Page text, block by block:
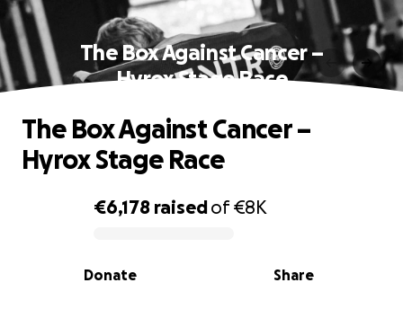
The Box Against Cancer –
Hyrox Stage Race
0% complete
€6,178 raisedof€8K
Share
Donate
The Box Against Cancer –
Hyrox Stage Race